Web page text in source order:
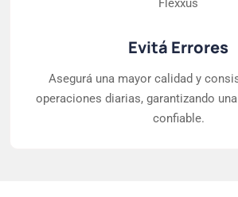
Evitá Errores
Asegurá una mayor calidad y
operaciones diarias, garantizando
confiable.